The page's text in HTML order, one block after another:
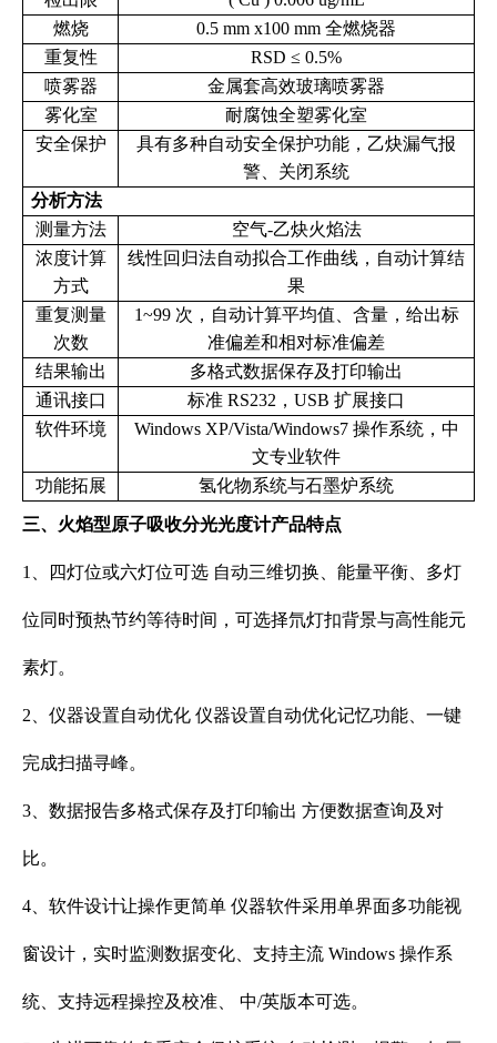
燃烧
0.5 mm x100 mm 全燃烧器
重复性
RSD ≤ 0.5%
喷雾器
金属套高效玻璃喷雾器
雾化室
耐腐蚀全塑雾化室
安全保护
具有多种自动安全保护功能，乙炔漏气报
警、关闭系统
分析方法
测量方法
空气-乙炔火焰法
浓度计算
方式
线性回归法自动拟合工作曲线，自动计算结
果
重复测量
次数
1~99 次，自动计算平均值、含量，给出标
准偏差和相对标准偏差
结果输出
多格式数据保存及打印输出
通讯接口
标准 RS232，USB 扩展接口
软件环境
Windows XP/Vista/Windows7 操作系统，中
文专业软件
功能拓展
氢化物系统与石墨炉系统
三、 火焰型原子吸收分光光度计产品特点
1、四灯位或六灯位可选 自动三维切换、能量平衡、多灯
位同时预热节约等待时间，可选择氘灯扣背景与高性能元
素灯。
2、仪器设置自动优化 仪器设置自动优化记忆功能、一键
完成扫描寻峰。
3、数据报告多格式保存及打印输出 方便数据查询及对
比。
4、软件设计让操作更简单 仪器软件采用单界面多功能视
窗设计，实时监测数据变化、支持主流 Windows 操作系
统、支持远程操控及校准、 中/英版本可选。